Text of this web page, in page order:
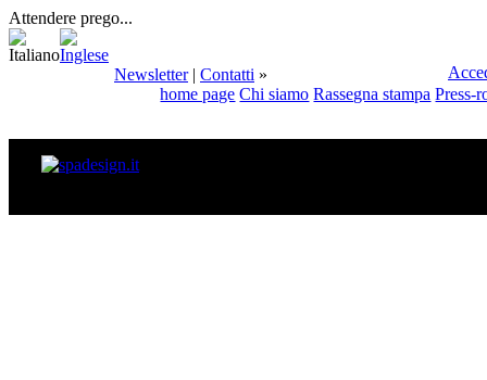
Attendere prego...
Newsletter| Contatti »
home page Chi siamo Rassegna stampa Press-